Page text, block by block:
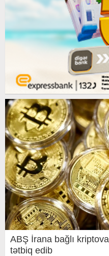
ABŞ İrana bağlı
tətbiq edib